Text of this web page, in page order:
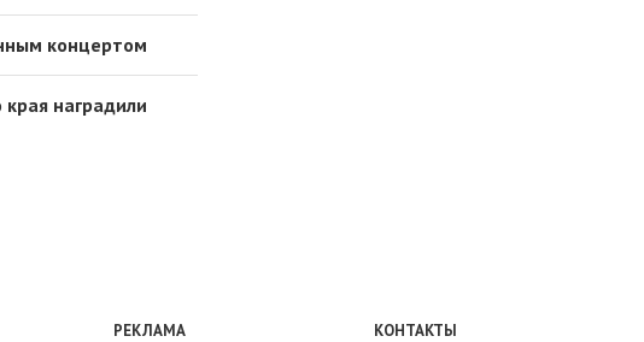
концертом
края наградили
РЕКЛАМА КОНТАКТЫ